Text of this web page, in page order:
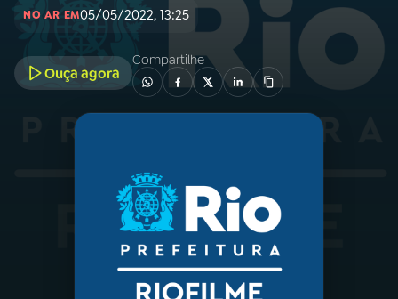
INÍCIO
PROGRAMAS
PODCASTS
NO AR EM05/05/2022, 13:25
Ouça agora
Compartilhe